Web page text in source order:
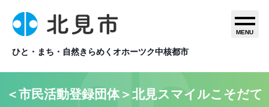
ひと・まち・自然きらめくオホーツク中核都市
MENU
＜市民活動登録団体＞北見スマイルこそだて